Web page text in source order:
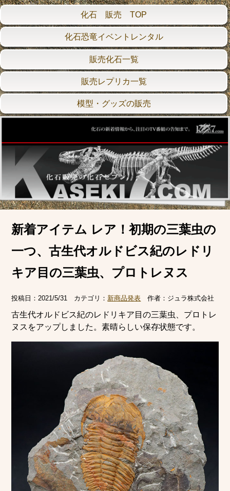
化石 販売 TOP
化石恐竜イベントレンタル
販売化石一覧
販売レプリカ一覧
模型・グッズの販売
新着アイテム レア！初期の三葉虫の
一つ、古生代オルドビス紀のレドリ
キア目の三葉虫、プロトレヌス
投稿日：2021/5/31 カテゴリ： 新商品発表 作者： ジュラ株式会社
古生代オルドビス紀のレドリキア目の三葉虫、プロトレ
ヌスをアップしました。素晴らしい保存状態です。